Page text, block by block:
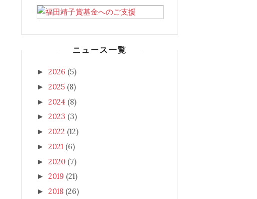
ニュース一覧
► 2026 (5)
► 2025 (8)
► 2024 (8)
► 2023 (3)
► 2022 (12)
► 2021 (6)
► 2020 (7)
► 2019 (21)
► 2018 (26)